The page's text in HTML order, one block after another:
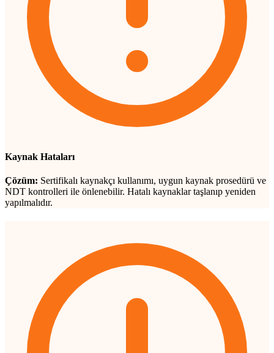
Kaynak Hataları
Çözüm: Sertifikalı kaynakçı kullanımı, uygun kaynak prosedürü ve
NDT kontrolleri ile önlenebilir. Hatalı kaynaklar taşlanıp yeniden
yapılmalıdır.